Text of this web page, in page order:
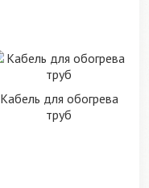
Кабель для обогрева
труб